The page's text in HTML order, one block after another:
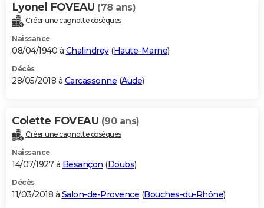
Lyonel FOVEAU (78 ans)
Créer une cagnotte obsèques
Naissance
08/04/1940 à Chalindrey(Haute-Marne)
Décès
28/05/2018 à Carcassonne (Aude)
Colette FOVEAU (90 ans)
Créer une cagnotte obsèques
Naissance
14/07/1927 à Besançon (Doubs)
Décès
11/03/2018 à Salon-de-Provence (Bouches-du-Rhône)